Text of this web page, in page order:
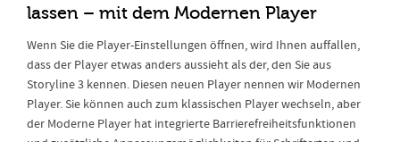
lassen – mit dem Modernen Player
Wenn Sie die Player-Einstellungen öffnen, wird Ihnen auffallen,
dass der Player etwas anders aussieht als der, den Sie aus
Storyline 3 kennen. Diesen neuen Player nennen wir Modernen
Player. Sie können auch zum klassischen Player wechseln, aber
der Moderne Player hat integrierte Barrierefreiheitsfunktionen